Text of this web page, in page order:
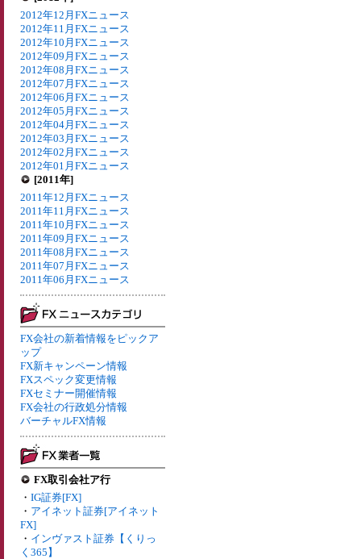
2012年12月FXニュース
2012年11月FXニュース
2012年10月FXニュース
2012年09月FXニュース
2012年08月FXニュース
2012年07月FXニュース
2012年06月FXニュース
2012年05月FXニュース
2012年04月FXニュース
2012年03月FXニュース
2012年02月FXニュース
2012年01月FXニュース
[2011年]
2011年12月FXニュース
2011年11月FXニュース
2011年10月FXニュース
2011年09月FXニュース
2011年08月FXニュース
2011年07月FXニュース
2011年06月FXニュース
FX会社の新着情報をピックア
ップ
FX新キャンペーン情報
FXスペック変更情報
FXセミナー開催情報
FX会社の行政処分情報
バーチャルFX情報
FX取引会社ア行
・ IG証券[FX]
・ アイネット証券[アイネット
FX]
・ インヴァスト証券【くりっ
く365】